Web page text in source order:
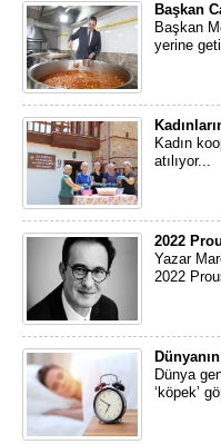
Başkan
Başkan
yerine
Kadın
atılıyor...
2022
Yazar
2022
Dünya
‘köpek’